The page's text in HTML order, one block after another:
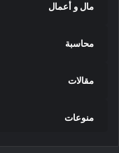
مال و أعمال
محاسبة
مقالات
منوعات